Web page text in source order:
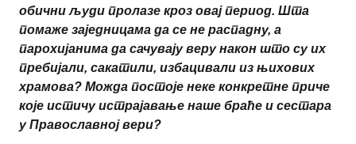
обични људи пролазе кроз овај период. Шта
помаже заједницама да се не распадну, а
парохијанима да сачувају веру након што су их
пребијали, сакатили, избацивали из њихових
храмова? Можда постоје неке конкретне приче
које истичу истрајавање наше браће и сестара
у Православној вери?